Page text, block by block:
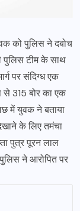
को पुलिस ने दबोच
पुलिस टीम के साथ
पर संदिग्ध एक
315 बोर का एक
में युवक ने बताया
के लिए तमंचा
पुत्र पूरन लाल
ने आरोपित पर